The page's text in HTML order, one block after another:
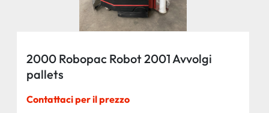
2000 Robopac Robot 2001 Avvolgi
pallets
Contattaci per il prezzo